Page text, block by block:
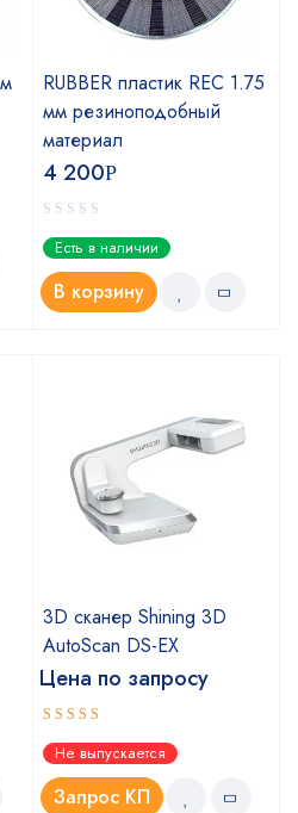
RUBBER пластик REC 1.75
мм резиноподобный
материал
4 200Р
Есть в наличии
В корзину
3D сканер Shining 3D
AutoScan DS-EX
Цена по запросу
Оценка
4.67из 5
Не выпускается
Запрос КП